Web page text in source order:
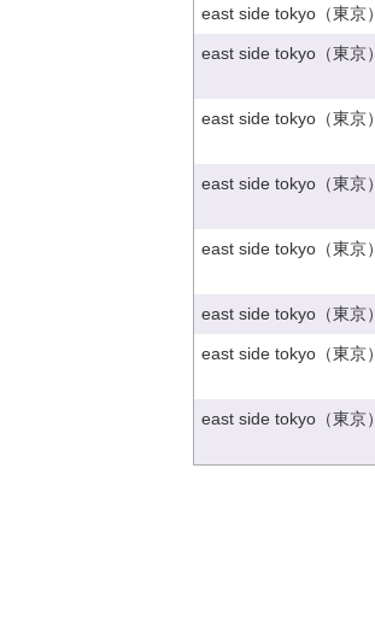
east side tokyo（東京）
east side tokyo（東京）
east side tokyo（東京）
east side tokyo（東京）
east side tokyo（東京）
east side tokyo（東京）
east side tokyo（東京）
east side tokyo（東京）